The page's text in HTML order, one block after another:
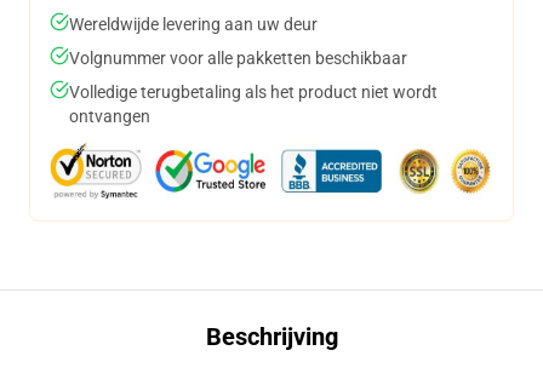
Wereldwijde levering aan uw deur
Volgnummer voor alle pakketten beschikbaar
Volledige terugbetaling als het product niet wordt
ontvangen
Beschrijving